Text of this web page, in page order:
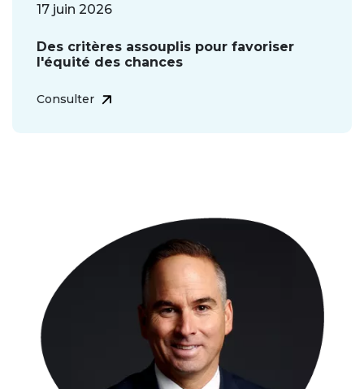
17 juin 2026
Des critères assouplis pour favoriser
l'équité des chances
Consulter